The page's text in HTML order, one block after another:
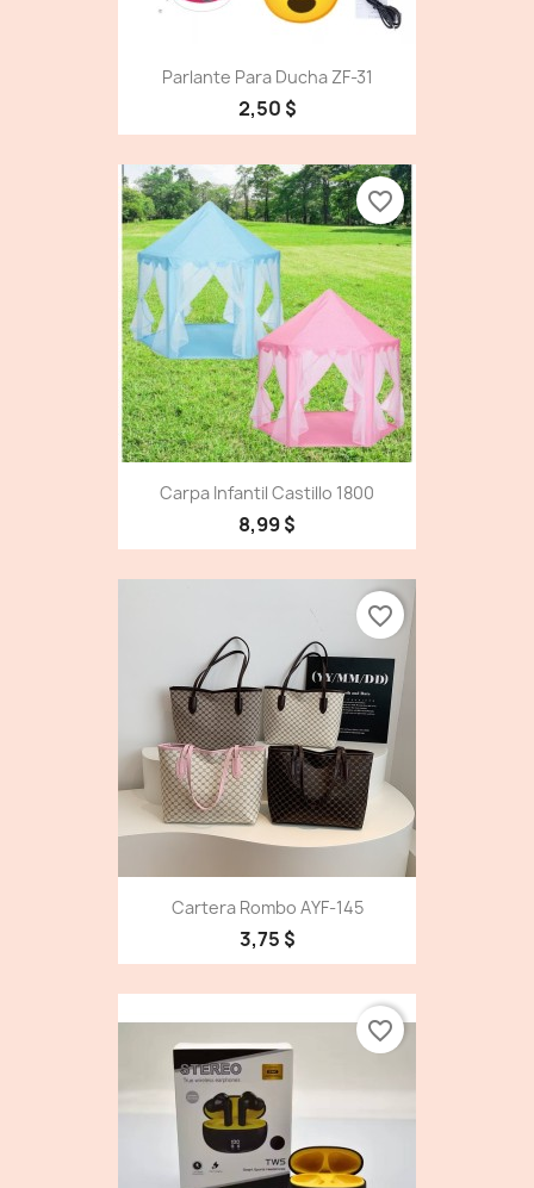
Parlante Para Ducha ZF-31
2,50 $
Carpa Infantil Castillo 1800
8,99 $
favorite_border
Cartera Rombo AYF-145
3,75 $
favorite_border
favorite_border